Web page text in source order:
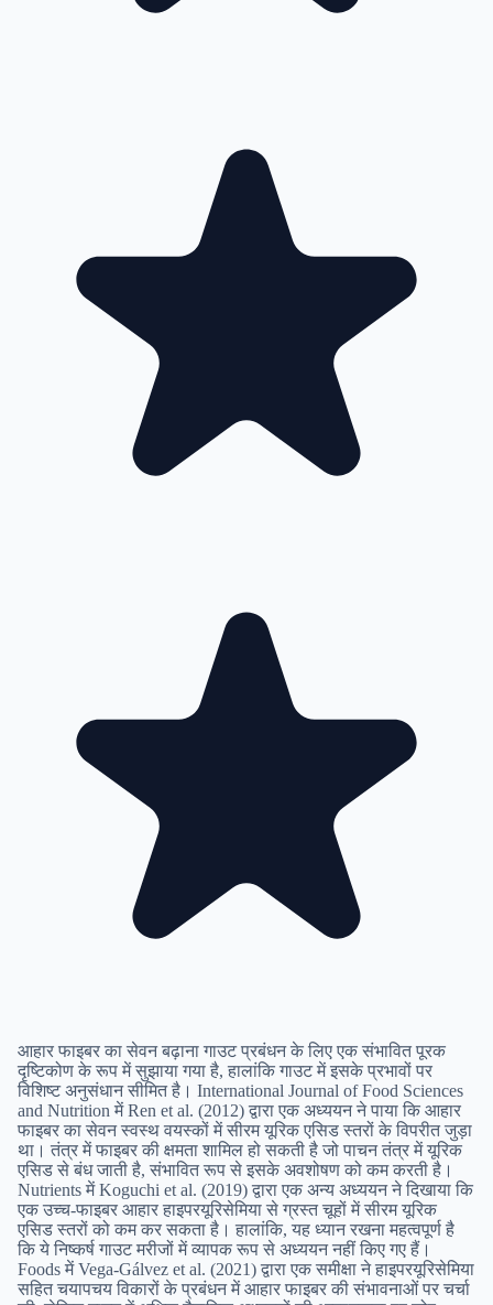
आहार फाइबर का सेवन बढ़ाना गाउट प्रबंधन के लिए एक संभावित पूरक
दृष्टिकोण के रूप में सुझाया गया है, हालांकि गाउट में इसके प्रभावों पर
विशिष्ट अनुसंधान सीमित है। International Journal of Food Sciences
and Nutrition में Ren et al. (2012) द्वारा एक अध्ययन ने पाया कि आहार
फाइबर का सेवन स्वस्थ वयस्कों में सीरम यूरिक एसिड स्तरों के विपरीत जुड़ा
था। तंत्र में फाइबर की क्षमता शामिल हो सकती है जो पाचन तंत्र में यूरिक
एसिड से बंध जाती है, संभावित रूप से इसके अवशोषण को कम करती है।
Nutrients में Koguchi et al. (2019) द्वारा एक अन्य अध्ययन ने दिखाया कि
एक उच्च-फाइबर आहार हाइपरयूरिसेमिया से ग्रस्त चूहों में सीरम यूरिक
एसिड स्तरों को कम कर सकता है। हालांकि, यह ध्यान रखना महत्वपूर्ण है
कि ये निष्कर्ष गाउट मरीजों में व्यापक रूप से अध्ययन नहीं किए गए हैं।
Foods में Vega-Gálvez et al. (2021) द्वारा एक समीक्षा ने हाइपरयूरिसेमिया
सहित चयापचय विकारों के प्रबंधन में आहार फाइबर की संभावनाओं पर चर्चा